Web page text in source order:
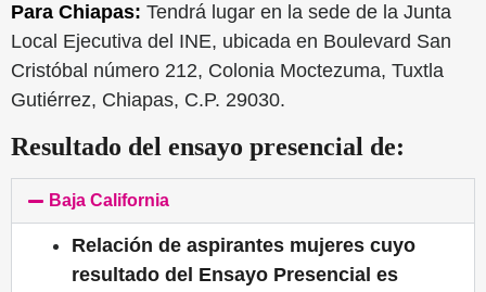
Para Chiapas: Tendrá lugar en la sede de la Junta
Local Ejecutiva del INE, ubicada en Boulevard San
Cristóbal número 212, Colonia Moctezuma, Tuxtla
Gutiérrez, Chiapas, C.P. 29030.
Resultado del ensayo presencial de:
Baja California
Relación de aspirantes mujeres cuyo
resultado del Ensayo Presencial es